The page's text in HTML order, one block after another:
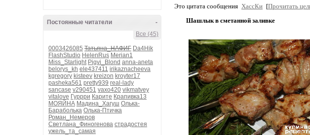
-
Постоянные читатели
Все (45)
0003426085 Татьяна_НАФИГ Da4Hik
FlashStudio HelenRus Merian1
Miss_Starlight Pigvi_Blond anna-aneta
belorys_kh ele437411 irikaznacheeva
kgregory kisteev kreizon kroyter17
pasheka561 pretty939 real-lady
sancase v290451 vaxo420 vikmatvey
vitalove Гуррри Карите Крапивка13
МОЯЙНА Мадина_Хагуш Олька-
Бараболька Олька-Птичка
Роман_Немеров
Светлана_Финогенова страдостея
ужель_та_самая
Это цитата сообщения ХассКи [Прочитать
Шашлык в сметанной заливке